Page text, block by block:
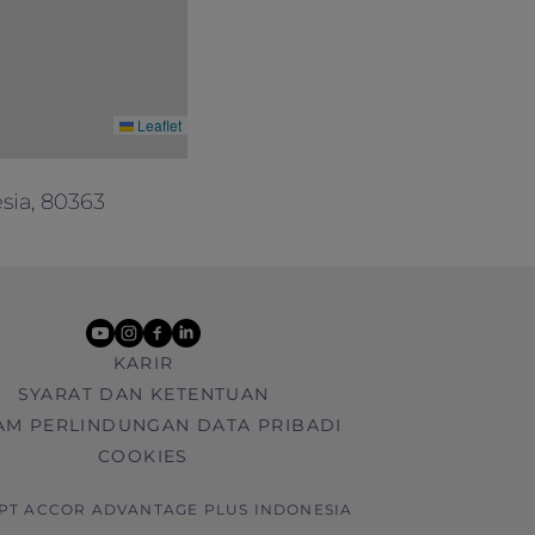
Leaflet
80363
youtube
instagram
facebook
linkedin
KARIR
SYARAT DAN KETENTUAN
PERLINDUNGAN DATA PRIBADI
COOKIES
ACCOR ADVANTAGE PLUS INDONESIA